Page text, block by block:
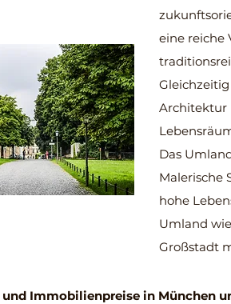
eine reiche
Architektur
Das
Malerische
hohe
Umland
Großstadt
Immobilienpreise in München